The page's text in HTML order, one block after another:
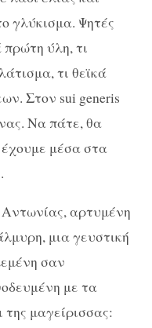
γλύκισμα. Ψητές
ύλη, τι
τι θεϊκά
Στον sui generis
Να πάτε, θα
μέσα στα
αρτυμένη
μια γευστική
σαν
με τα
μαγείρισσας: